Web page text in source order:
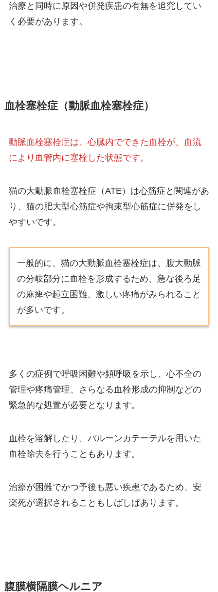
治療と同時に原因や併発疾患の有無を追究してい
く必要があります。
血栓塞栓症（動脈血栓塞栓症）
動脈血栓塞栓症は、心臓内でできた血栓が、血流
により血管内に塞栓した状態です。
猫の大動脈血栓塞栓症（ATE）は心筋症と関連があ
り、猫の肥大型心筋症や拘束型心筋症に併発をし
やすいです。
一般的に、猫の大動脈血栓塞栓症は、腹大動脈
の分岐部分に血栓を形成するため、急な後ろ足
の麻痺や起立困難、激しい疼痛がみられること
が多いです。
多くの症例で呼吸困難や頻呼吸を示し、心不全の
管理や疼痛管理、さらなる血栓形成の抑制などの
緊急的な処置が必要となります。
血栓を溶解したり、バルーンカテーテルを用いた
血栓除去を行うこともあります。
治療が困難でかつ予後も悪い疾患であるため、安
楽死が選択されることもしばしばあります。
腹膜横隔膜ヘルニア